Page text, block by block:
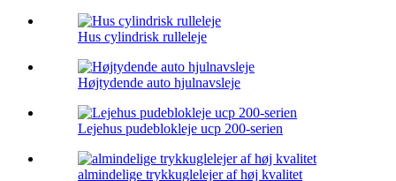
Hus cylindrisk rulleleje
Højtydende auto hjulnavsleje
Lejehus pudeblokleje ucp 200-serien
almindelige trykkuglelejer af høj kvalitet